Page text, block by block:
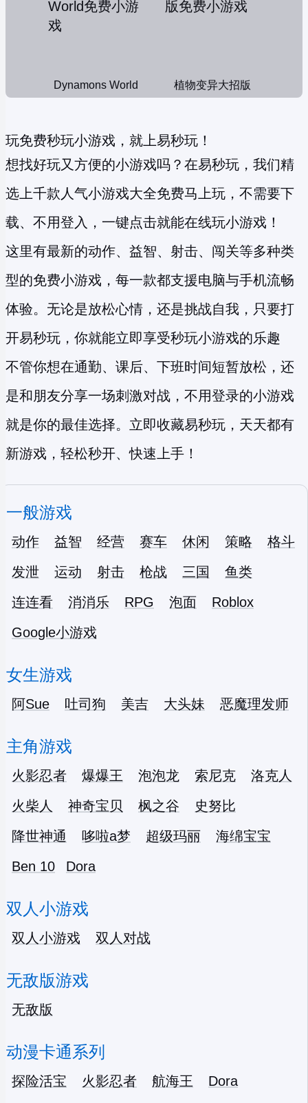
Dynamons World 植物变异大招版
玩免费秒玩小游戏，就上易秒玩！
想找好玩又方便的小游戏吗？在易秒玩，我们精
选上千款人气小游戏大全免费马上玩，不需要下
载、不用登入，一键点击就能在线玩小游戏！
这里有最新的动作、益智、射击、闯关等多种类
型的免费小游戏 ，每一款都支援电脑与手机流畅
体验。无论是放松心情，还是挑战自我，只要打
开易秒玩，你就能立即享受秒玩小游戏的乐趣
不管你想在通勤、课后、下班时间短暂放松，还
是和朋友分享一场刺激对战，不用登录的小游戏
就是你的最佳选择。立即收藏易秒玩，天天都有
新游戏，轻松秒开、快速上手！
一般游戏
动作 益智 经营 赛车 休闲 策略
格斗
发泄
运动 射击 枪战 三国
鱼类
连连看
消消乐 RPG 泡面
Roblox
Google小游戏
女生游戏
阿Sue 吐司狗 美吉 大头妹 恶魔理发师
主角游戏
火影忍者 爆爆王 泡泡龙 索尼克
洛克人
火柴人
神奇宝贝 枫之谷
史努比
降世神通
哆啦a梦 超级玛丽
海绵宝宝
Ben 10
Dora
双人小游戏
双人小游戏 双人对战
无敌版游戏
无敌版
动漫卡通系列
探险活宝 火影忍者 航海王
Dora